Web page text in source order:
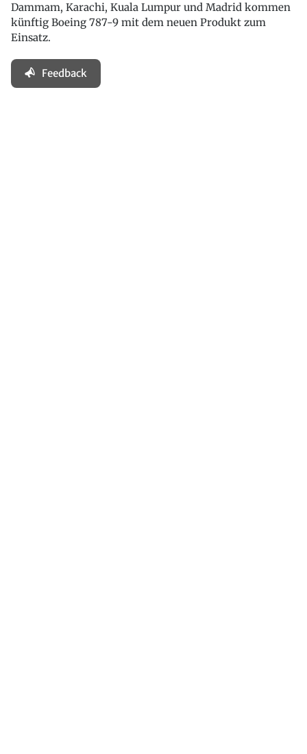
Dammam, Karachi, Kuala Lumpur und Madrid kommen
künftig Boeing 787-9 mit dem neuen Produkt zum
Einsatz.
Feedback